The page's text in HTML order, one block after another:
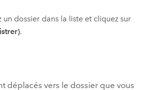
un dossier dans la liste et cliquez sur
.
déplacés vers le dossier que vous